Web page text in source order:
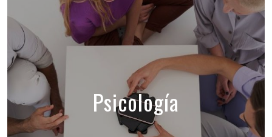
Psicología